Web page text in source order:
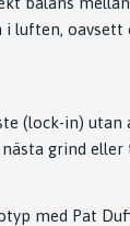
luften, oavsett
(lock-in) utan
grind eller
med Pat